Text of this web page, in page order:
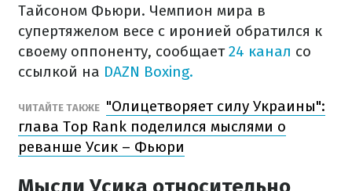
Тайсоном Фьюри. Чемпион мира в
супертяжелом весе с иронией обратился к
своему оппоненту, сообщает24 канал со
ссылкой на DAZN Boxing.
ЧИТАЙТЕ ТАКЖЕ "Олицетворяет силу Украины":
глава Top Rank поделился мыслями о
реванше Усик – Фьюри